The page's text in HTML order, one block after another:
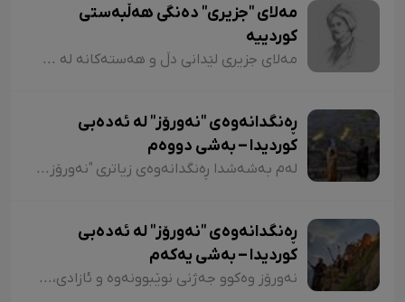
مەلای "جزیری" دەنگی هەڵبەستی
کوردییە
مەلای جزیری لێدانی دڵ و هەستەکانە لە شیعری کلاسیکدا. مەلای جزیری ساڵی ١٥٦٥ لە جزیری بۆتان لەدایک بووە. ناوی "ئەحمەد"ە و لە شیعردا نازناوی "نیشانی، مەلێ و مەلا"یە و لە سەدەی ١٧دا ژیاوە. مەلا ئەحمەد جزیری لەسەر دەستی باوکی (شێخ محەممەد) دەستی بە خوێندن کردووە و لە مەدرەسەی "هەکاری و عیمادی" درێژەی بە خوێندن داوە.
ڕەنگدانەوەی "نەورۆز" لە ئەدەبی
کوردیدا – بەشی دووەم
لەم بەشەشدا ڕەنگدانەوەی زیاتری "نەورۆز" لە شیعر و دەقی کوردیدا دەخەینەڕوو. هەروەها پێویستە ئاماژەش بەوە بکەم کە وێڕای ئەوەی لەم وتارەدا ڕەنگدانەوەی "نەورۆز" لە ئەدەبی کوردیدا دەبینین، ئاوڕێکیش لە شاعیران و نووسەرانمان دەدەینەوە کە بەداخەوە ناوی هەندێکیان بە فەرامۆشی سپێردراون.
ڕەنگدانەوەی "نەورۆز" لە ئەدەبی
کوردیدا – بەشی یەکەم
نەورۆز وەکوو جەژنی نوێبوونەوە و ئازادی، لە ئەدەبی کوردیدا و لەلای شاعیران و نووسەرانی کورد، هەمیشە جێی بایەخ و تێڕامان بووە. شاعیران و نووسەرانی کورد وەکوو دیوێکی جوانی و دەرچەیەکی ئازادی و هێمای ڕزگاریی نەتەوەیی، نەورۆزیان لەنێو شیعر و دەقەکەیاندا بەکار هێناوە. ئەم بابەتەش دەگەڕێتەوە بۆ گرێدراویی حاشاهەڵنەگری کورد و کوردستان بە نەورۆزەوە